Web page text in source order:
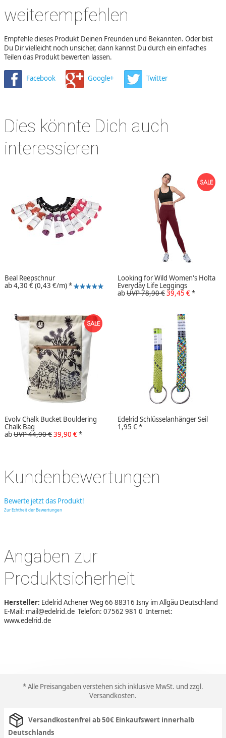
weiterempfehlen
Empfehle dieses Produkt Deinen Freunden und Bekannten. Oder bist
Du Dir vielleicht noch unsicher, dann kannst Du durch ein einfaches
Teilen das Produkt bewerten lassen.
Facebook Google+ Twitter
Dies könnte Dich auch
interessieren
Beal Reepschnur
ab4,30 €(0,43 €/m)*
Looking for Wild Women's Holta
Everyday Life Leggings
abUVP 78,90 €39,45 €*
Evolv Chalk Bucket Bouldering
Chalk Bag
abUVP 44,90 €39,90 €*
Edelrid Schlüsselanhänger Seil
1,95 €*
Kundenbewertungen
Bewerte jetzt das Produkt!
Zur Echtheit der Bewertungen
Angaben zur
Produktsicherheit
Hersteller: Edelrid Achener Weg 66 88316 Isny im Allgäu Deutschland
E-Mail: mail@edelrid.de Telefon: 07562 981 0 Internet:
www.edelrid.de
* Alle Preisangaben verstehen sich inklusive MwSt. und zzgl.
Versandkosten.
Versandkostenfrei ab 50€ Einkaufswert innerhalb
Deutschlands